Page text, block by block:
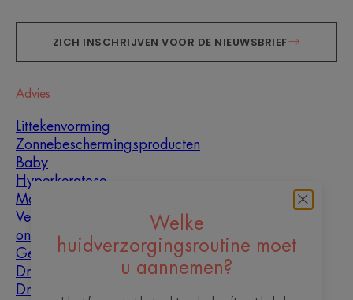
Welke
huidverzorgingsroutine moet
u aannemen?
ZICH INSCHRIJVEN VOOR DE NIEUWSBRIEF
Advies
Littekenvorming
Zonnebeschermingsproducten
Baby
Hyperkeratose
Mannen
Vette huid met
oneffenheden
Gemengde huid
Droge huid
Droogheid en